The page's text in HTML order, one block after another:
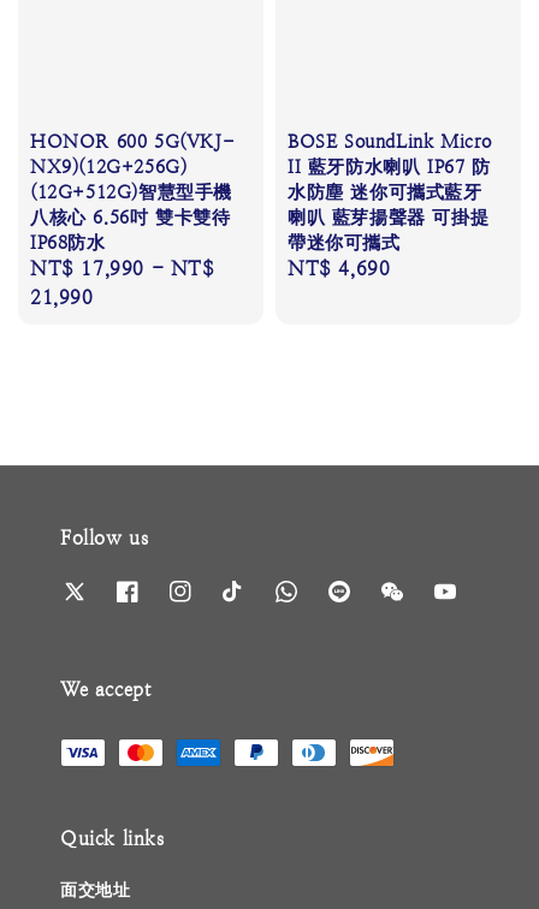
HONOR 600 5G(VKJ-
NX9)(12G+256G)
(12G+512G)智慧型手機
八核心 6.56吋 雙卡雙待
IP68防水
Regular
price
NT$ 17,990 - NT$
21,990
BOSE SoundLink Micro
II 藍牙防水喇叭 IP67 防
水防塵 迷你可攜式藍牙
喇叭 藍芽揚聲器 可掛提
帶迷你可攜式
Regular
NT$ 4,690
Follow us
We accept
Quick links
面交地址